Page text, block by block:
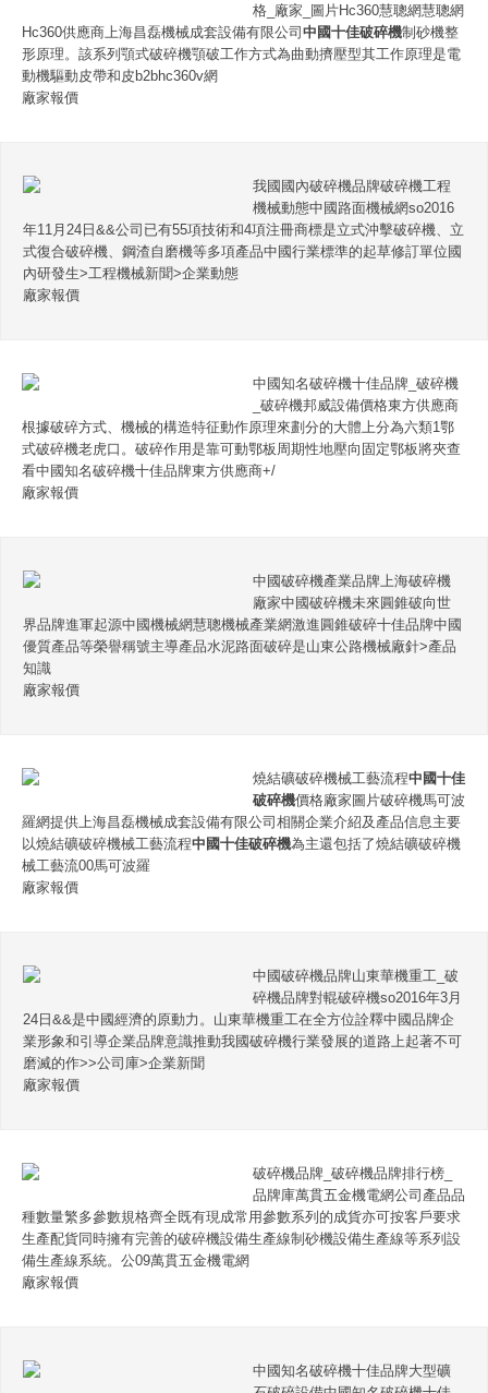
格_廠家_圖片Hc360慧聰網慧聰網
Hc360供應商上海昌磊機械成套設備有限公司 中國十佳破碎機制砂機整
形原理。該系列顎式破碎機顎破工作方式為曲動擠壓型其工作原理是電
動機驅動皮帶和皮b2bhc360v網
廠家報價
我國國內破碎機品牌破碎機工程
機械動態中國路面機械網so2016
年11月24日&&公司已有55項技術和4項注冊商標是立式沖擊破碎機、立
式復合破碎機、鋼渣自磨機等多項產品中國行業標準的起草修訂單位國
內研發生>工程機械新聞>企業動態
廠家報價
中國知名破碎機十佳品牌_破碎機
_破碎機邦威設備價格東方供應商
根據破碎方式、機械的構造特征動作原理來劃分的大體上分為六類1鄂
式破碎機老虎口。破碎作用是靠可動鄂板周期性地壓向固定鄂板將夾查
看中國知名破碎機十佳品牌東方供應商+/
廠家報價
中國破碎機產業品牌上海破碎機
廠家中國破碎機未來圓錐破向世
界品牌進軍起源中國機械網慧聰機械產業網激進圓錐破碎十佳品牌中國
優質產品等榮譽稱號主導產品水泥路面破碎是山東公路機械廠針>產品
知識
廠家報價
燒結礦破碎機械工藝流程中國十佳
破碎機價格廠家圖片破碎機馬可波
羅網提供上海昌磊機械成套設備有限公司相關企業介紹及產品信息主要
以燒結礦破碎機械工藝流程中國十佳破碎機為主還包括了燒結礦破碎機
械工藝流00馬可波羅
廠家報價
中國破碎機品牌山東華機重工_破
碎機品牌對輥破碎機so2016年3月
24日&&是中國經濟的原動力。山東華機重工在全方位詮釋中國品牌企
業形象和引導企業品牌意識推動我國破碎機行業發展的道路上起著不可
磨滅的作>>公司庫>企業新聞
廠家報價
破碎機品牌_破碎機品牌排行榜_
品牌庫萬貫五金機電網公司產品品
種數量繁多參數規格齊全既有現成常用參數系列的成貨亦可按客戶要求
生產配貨同時擁有完善的破碎機設備生產線制砂機設備生產線等系列設
備生產線系統。公09萬貫五金機電網
廠家報價
中國知名破碎機十佳品牌大型礦